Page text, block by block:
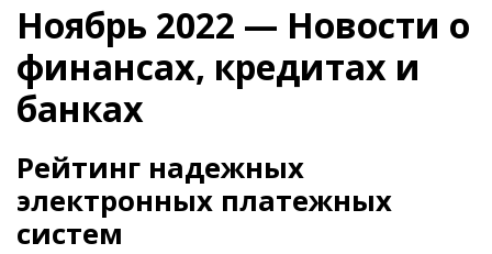
Ноябрь 2022 — Новости о
финансах, кредитах и
банках
Рейтинг надежных
электронных платежных
систем